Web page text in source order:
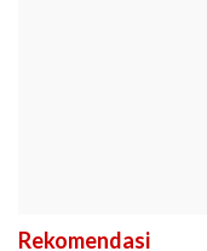
Rekomendasi